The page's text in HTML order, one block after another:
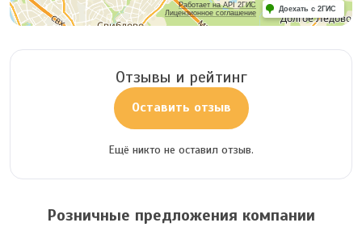
Работает на API 2ГИС
Лицензионное соглашение
Доехать с 2ГИС
Отзывы и рейтинг
Оставить отзыв
Ещё никто не оставил отзыв.
Розничные предложения компании